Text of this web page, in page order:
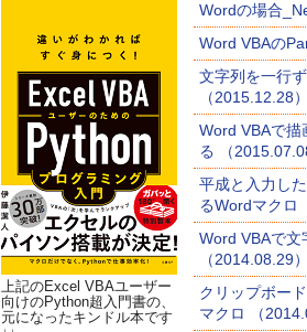
上記のExcel VBAユーザー
向けのPython超入門書の、
元になったキンドル本です
Wordの場合
Word VBAの
文字列を一行
（2015.12.28）
Word VBAで描
る （
平成と入力し
るWordマクロ
Word VBAで文
（2014.08.29）
クリップボー
マクロ （